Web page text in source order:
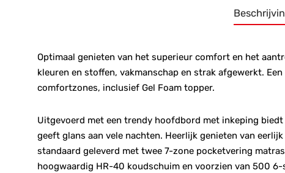
Optimaal genieten van het superieur comfort en het
kleuren en stoffen, vakmanschap en strak afgewerkt.
comfortzones, inclusief Gel Foam topper.
Uitgevoerd met een trendy hoofdbord met inkeping
geeft glans aan vele nachten. Heerlijk genieten van
standaard geleverd met twee 7-zone pocketvering
hoogwaardig HR-40 koudschuim en voorzien van 500 6-